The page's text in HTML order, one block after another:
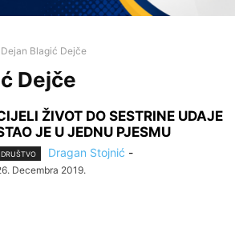
Dejan Blagić Dejče
Dejče
ŽIVOT DO SESTRINE UDAJE
JE U JEDNU PJESMU
DRUŠTVO Dragan Stojnić -
Decembra 2019.